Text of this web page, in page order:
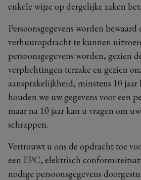
enkele wijze op dergelijke zaken
Persoonsgegevens worden bewaard
verhuuropdracht te kunnen
persoonsgegevens worden, gezien
verplichtingen terzake en gezien
aansprakelijkheid, minstens 10 jaar
houden we uw gegevens voor een
maar na 10 jaar kan u vragen om
schrappen.
Vertrouwt u ons de opdracht toe
een EPC, elektrisch
nodige persoonsgegevens